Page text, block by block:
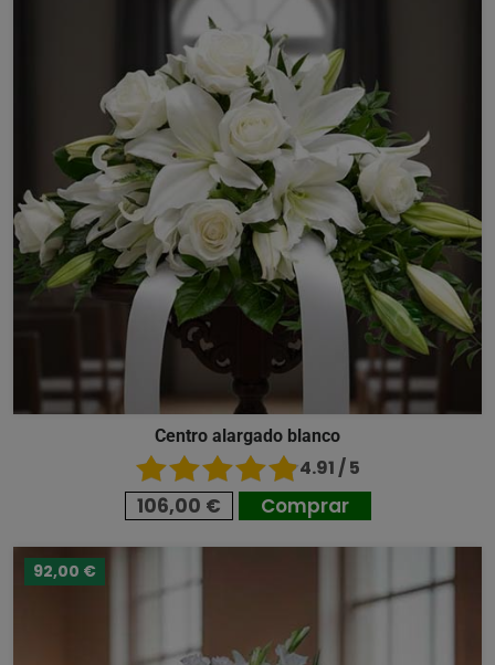
Centro alargado blanco
4.91 / 5
106,00 € Comprar
92,00 €